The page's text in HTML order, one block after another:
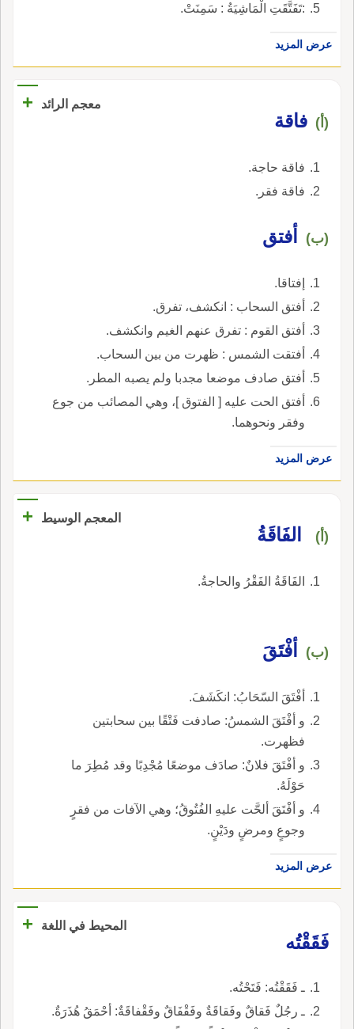
:تَفَتَّقَتِ الْمَاشِيَةُ : سَمِنَتْ.
عرض المزيد
معجم الرائد +
(أ) فاقة
فاقة حاجة.
فاقة فقر.
(ب) أفتق
إفتاقا.
أفتق السحاب : انكشف، تفرق.
أفتق القوم : تفرق عنهم الغيم وانكشف.
أفتقت الشمس : ظهرت من بين السحاب.
أفتق صادف موضعا مجدبا ولم يصبه المطر.
أفتق الحت عليه [ الفتوق ]، وهي المصائب من جوع
وفقر ونحوهما.
عرض المزيد
المعجم الوسيط +
(أ) الفَاقَةُ
الفَاقَةُ الفَقْرُ والحاجةُ.
(ب) أفْتَقَ
أفْتَقَ السّحَابُ: انكَشَفَ.
و أفْتَقَ الشمسُ: صادفت فَتْقًا بين سحابتين
فظهرت.
و أفْتَقَ فلانٌ: صادَف موضعًا مُجْدِبًا وقد مُطِرَ ما
حَوْلَهُ.
و أفْتَقَ ألحَّت عليهِ الفُتُوقُ؛ وهي الآفات من فقرٍ
وجوعٍ ومرضٍ ودَيْنٍ.
عرض المزيد
المحيط في اللغة
+
فَقَقْتُه
ـ فَقَقْتُه: فَتَحْتُه.
ـ رجُلٌ فَقاقٌ وفَقاقَةٌ وفَقْفَاقٌ وفَقْفاقَةٌ: أحْمَقُ هُذَرَةٌ.